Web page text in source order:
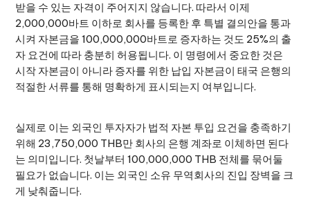
받을 수 있는 자격이 주어지지 않습니다. 따라서 이제
2,000,000바트 이하로 회사를 등록한 후 특별 결의안을 통과
시켜 자본금을 100,000,000바트로 증자하는 것도 25%의 출
자 요건에 따라 충분히 허용됩니다. 이 명령에서 중요한 것은
시작 자본금이 아니라 증자를 위한 납입 자본금이 태국 은행의
적절한 서류를 통해 명확하게 표시되는지 여부입니다.
실제로 이는 외국인 투자자가 법적 자본 투입 요건을 충족하기
위해 23,750,000 THB만 회사의 은행 계좌로 이체하면 된다
는 의미입니다. 첫날부터 100,000,000 THB 전체를 묶어둘
필요가 없습니다. 이는 외국인 소유 무역회사의 진입 장벽을 크
게 낮춰줍니다.